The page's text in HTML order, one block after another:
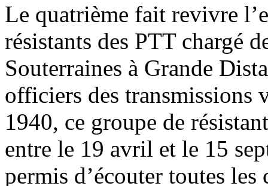
Le quatrième fait revivre
résistants des PTT chargé
Souterraines à Grande
officiers des transmissions
1940, ce groupe de
entre le 19 avril et le 15
permis d’écouter toutes